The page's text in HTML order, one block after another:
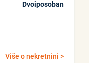
Dvoiposoban
Više o nekretnini >